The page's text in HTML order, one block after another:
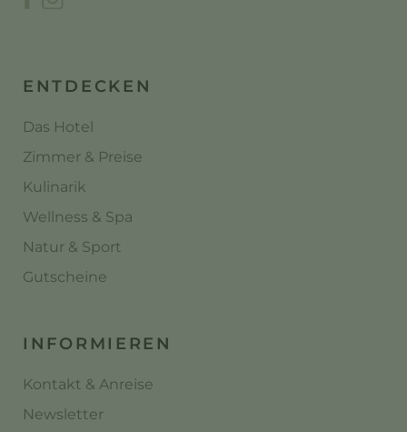
ENTDECKEN
Das Hotel
Zimmer & Preise
Kulinarik
Wellness & Spa
Natur & Sport
Gutscheine
INFORMIEREN
Kontakt & Anreise
Newsletter